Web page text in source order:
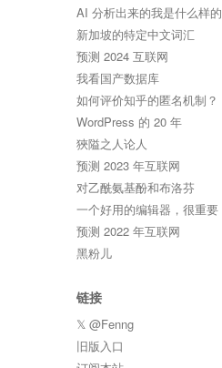
AI 分析出来的我是什么样的
新加坡的特定中文词汇
预测 2024 互联网
我看国产数据库
如何评价知乎的匿名机制？
WordPress 的 20 年
狹隘之人论人
预测 2023 年互联网
对乙酰氨基酚和布洛芬
一个好用的编辑器，很重要
预测 2022 年互联网
黑粉儿
链接
𝕏 @Fenng
旧版入口